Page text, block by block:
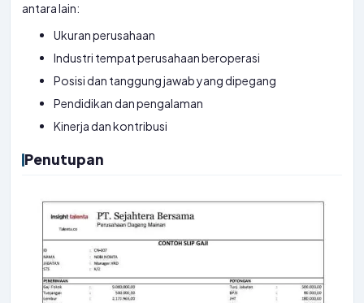
antara lain:
Ukuran perusahaan
Industri tempat perusahaan beroperasi
Posisi dan tanggung jawab yang dipegang
Pendidikan dan pengalaman
Kinerja dan kontribusi
Penutupan